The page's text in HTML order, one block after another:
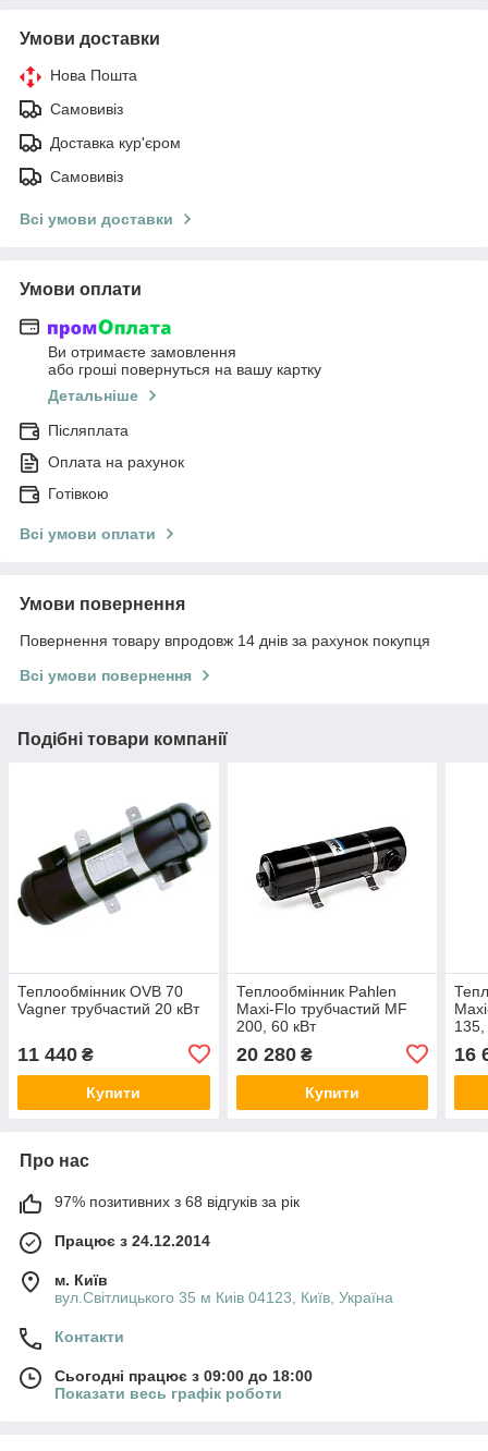
Умови доставки
Нова Пошта
Самовивіз
Доставка кур'єром
Самовивіз
Всі умови доставки
Умови оплати
Ви отримаєте замовлення
або гроші повернуться на вашу картку
Детальніше
Післяплата
Оплата на рахунок
Готівкою
Всі умови оплати
Умови повернення
Повернення товару впродовж 14 днів за рахунок покупця
Всі умови повернення
Подібні товари компанії
Теплообмінник OVB 70
Vagner трубчастий 20 кВт
11 440 ₴
Купити
Теплообмінник Pahlen
Maxi-Flo трубчастий MF
200, 60 кВт
20 280₴
Купити
135,
16
Про нас
97% позитивних з 68 відгуків за рік
Працює з 24.12.2014
м. Київ
вул.Світлицького 35 м Киів 04123, Київ, Україна
Контакти
Сьогодні працює з 09:00 до 18:00
Показати весь графік роботи